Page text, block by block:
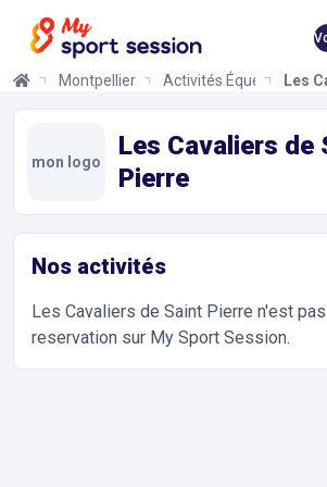
Montpellier Activités ÉquestresLes
mon logo
Les Cavaliers de
Pierre
Nos activités
Les Cavaliers de Saint Pierre n'est
reservation sur My Sport Session.